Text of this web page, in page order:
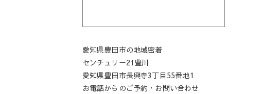
愛知県豊田市の地域密着
センチュリー21豊川
愛知県豊田市長興寺3丁目55番地1
お電話からのご予約・お問い合わせ